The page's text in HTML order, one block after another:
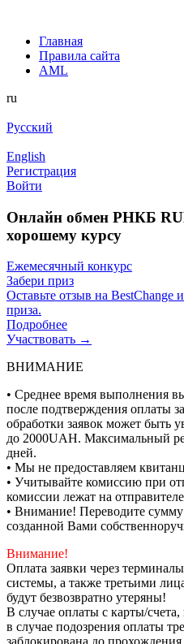
Главная
Правила сайта
AML
ru
Русский
English
Регистрация
Войти
Онлайн обмен РНКБ
хорошему курсу
Ежемесячный конкурс
Забери приз
Оставьте отзыв на BestChange
приза.
Подробнее
Участвовать →
ВНИМАНИЕ
• Среднее время выполнения
после подтверждения оплаты
обработки заявок может быть
до 2000UAH. Максимальный
дней.
• Мы не предоставляем
• Учитывайте комиссию при
комиссии лежат на
• Внимание! Переводите
созданной Вами
Внимание!
Оплата заявки через
системы, а также третьими
будут безвозвратно утеряны!
В случае оплаты с карты/
в случае подозрения оплаты